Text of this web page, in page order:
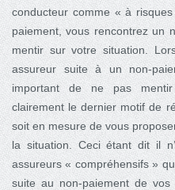
conducteur comme « à
paiement, vous rencontrez un
mentir sur votre situation.
assureur suite à un non-
important de ne pas
clairement le dernier motif de
soit en mesure de vous
la situation. Ceci étant dit il
assureurs « compréhensifs »
suite au non-paiement de vos